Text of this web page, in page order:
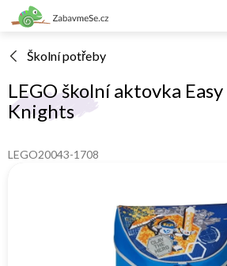
Přejít
na
Školní potřeby
LEGO školní aktovka
Knights
LEGO20043-1708